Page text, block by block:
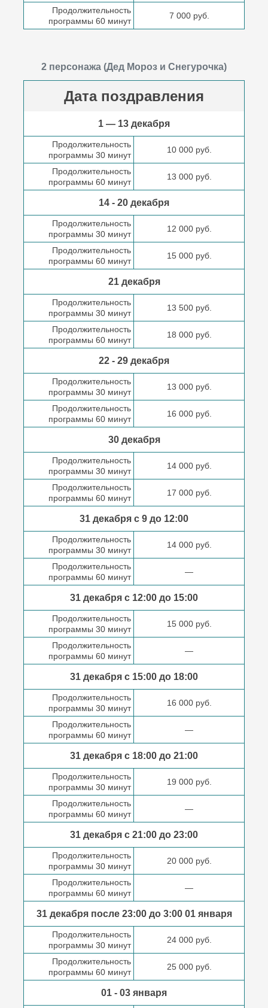
Продолжительность
программы 60 минут
7 000 руб.
2 персонажа (Дед Мороз и Снегурочка)
Дата поздравления
1 — 13 декабря
Продолжительность
программы 30 минут
10 000 руб.
Продолжительность
программы 60 минут
13 000 руб.
14 - 20 декабря
Продолжительность
программы 30 минут
12 000 руб.
Продолжительность
программы 60 минут
15 000 руб.
21 декабря
Продолжительность
программы 30 минут
13 500 руб.
Продолжительность
программы 60 минут
18 000 руб.
22 - 29 декабря
Продолжительность
программы 30 минут
13 000 руб.
Продолжительность
программы 60 минут
16 000 руб.
30 декабря
Продолжительность
программы 30 минут
14 000 руб.
Продолжительность
программы 60 минут
17 000 руб.
31 декабря с 9 до 12:00
Продолжительность
программы 30 минут
14 000 руб.
Продолжительность
программы 60 минут
—
31 декабря с 12:00 до 15:00
Продолжительность
программы 30 минут
15 000 руб.
Продолжительность
программы 60 минут
—
31 декабря с 15:00 до 18:00
Продолжительность
программы 30 минут
16 000 руб.
Продолжительность
программы 60 минут
—
31 декабря с 18:00 до 21:00
Продолжительность
программы 30 минут
19 000 руб.
Продолжительность
программы 60 минут
—
31 декабря с 21:00 до 23:00
Продолжительность
программы 30 минут
20 000 руб.
Продолжительность
программы 60 минут
—
31 декабря после23:00 до 3:0001 января
Продолжительность
программы 30 минут
24 000 руб.
Продолжительность
программы 60 минут
25 000 руб.
01 - 03 января